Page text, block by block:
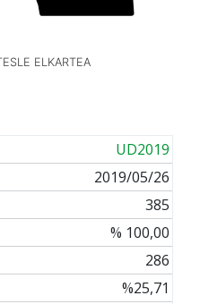
ELKARTEA
UD2019
2019/05/26
385
% 100,00
286
%25,71